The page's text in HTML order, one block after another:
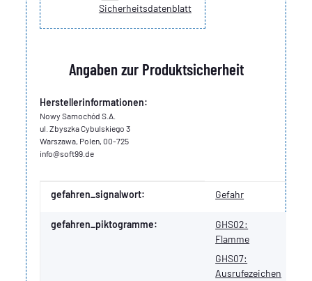
Sicherheitsdatenblatt
Angaben zur Produktsicherheit
Herstellerinformationen:
Nowy Samochód S.A.
ul. Zbyszka Cybulskiego 3
Warszawa, Polen, 00-725
info@soft99.de
Produkteigenschaft
Wert
gefahren_signalwort: Gefahr
gefahren_piktogramme:
GHS02:
Flamme
GHS07:
Ausrufezeichen